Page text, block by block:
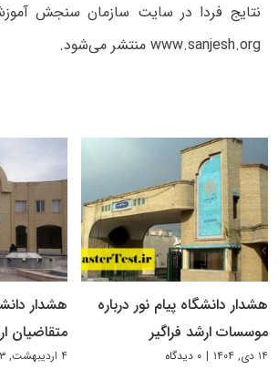
نتایج فردا در سایت سازمان سنجش
www.sanjesh.org منتشر می‌شود.
هشدار دانشگاه پیام نور درباره
موسسات ارشد فراگیر
۱۴ دی, ۱۴۰۴ | ۰ دیدگاه
هشدار
متقاضیان
۴ اردیبهشت, ۱۴۰۳